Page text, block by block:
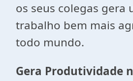
os seus colegas gera
trabalho bem mais
todo mundo.
Gera Produtividade